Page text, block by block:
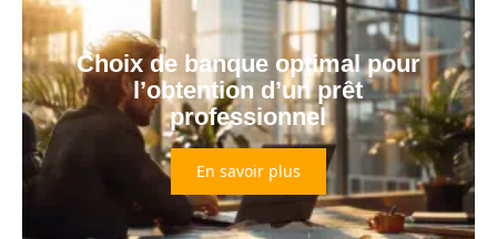
Choix de banque optimal pour
l’obtention d’un prêt
professionnel
En savoir plus